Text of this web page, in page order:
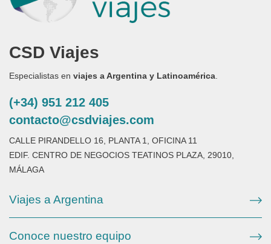
CSD Viajes
Especialistas en viajes a Argentina y Latinoamérica.
(+34) 951 212 405
contacto@csdviajes.com
CALLE PIRANDELLO 16, PLANTA 1, OFICINA 11
EDIF. CENTRO DE NEGOCIOS TEATINOS PLAZA, 29010,
MÁLAGA
Viajes a Argentina
Conoce nuestro equipo